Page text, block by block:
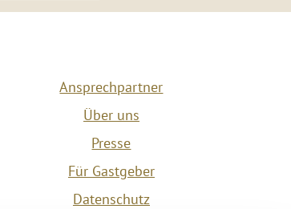
Ansprechpartner
Über uns
Presse
Für Gastgeber
Datenschutz